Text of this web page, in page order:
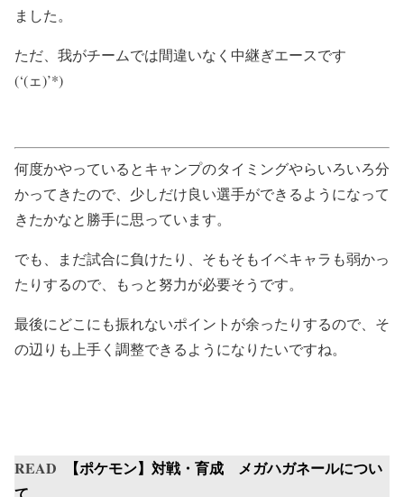
ました。
ただ、我がチームでは間違いなく中継ぎエースです
(‘(ェ)’*)
何度かやっているとキャンプのタイミングやらいろいろ分
かってきたので、少しだけ良い選手ができるようになって
きたかなと勝手に思っています。
でも、まだ試合に負けたり、そもそもイベキャラも弱かっ
たりするので、もっと努力が必要そうです。
最後にどこにも振れないポイントが余ったりするので、そ
の辺りも上手く調整できるようになりたいですね。
READ
【ポケモン】対戦・育成 メガハガネールについ